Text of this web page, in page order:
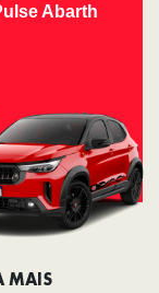
Abarth
MAIS